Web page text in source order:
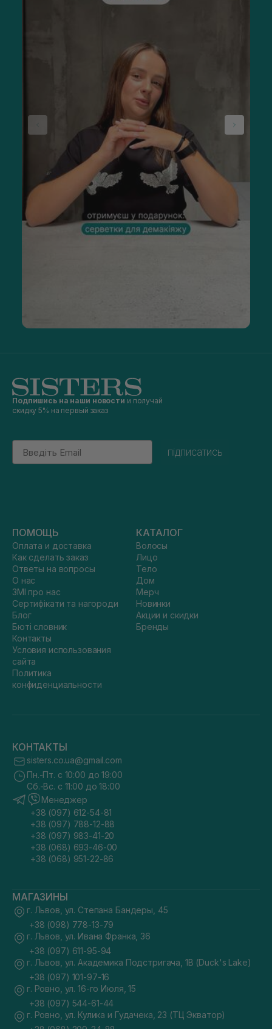
Подпишись на наши новости и получай
скидку 5% на первый заказ
Email
підписатись
ПОМОЩЬ
Оплата и доставка
Как сделать заказ
Ответы на вопросы
О нас
ЗМІ про нас
Сертифікати та нагороди
Блог
Бюті словник
Контакты
Условия использования
сайта
Политика
конфиденциальности
КАТАЛОГ
Волосы
Лицо
Тело
Дом
Мерч
Новинки
Акции и скидки
Бренды
КОНТАКТЫ
sisters.co.ua@gmail.com
Пн.-Пт. с 10:00 до 19:00
Сб.-Вс. с 11:00 до 18:00
Менеджер
+38 (097) 612-54-81
+38 (097) 788-12-88
+38 (097) 983-41-20
+38 (068) 693-46-00
+38 (068) 951-22-86
МАГАЗИНЫ
г. Львов, ул. Степана Бандеры, 45
+38 (098) 778-13-79
г. Львов, ул. Ивана Франка, 36
+38 (097) 611-95-94
г. Львов, ул. Академика Подстригача, 1В (Duck's Lake)
+38 (097) 101-97-16
г. Ровно, ул. 16-го Июля, 15
+38 (097) 544-61-44
г. Ровно, ул. Кулика и Гудачека, 23 (ТЦ Экватор)